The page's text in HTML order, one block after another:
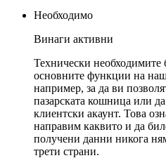
Необходимо
Винаги активни
Технически необходимите
основните функции на
например, за да ви
пазарската кошница или
клиентски акаунт. Това
направим каквито и да
получени данни никога
трети страни.